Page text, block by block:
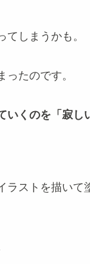
しまうかも。
たのです。
いくのを「寂し
ラストを描いて